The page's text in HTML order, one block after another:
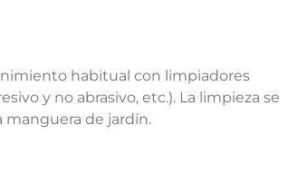
habitual con limpiadores
y no abrasivo, etc.). La limpieza se
manguera de jardín.